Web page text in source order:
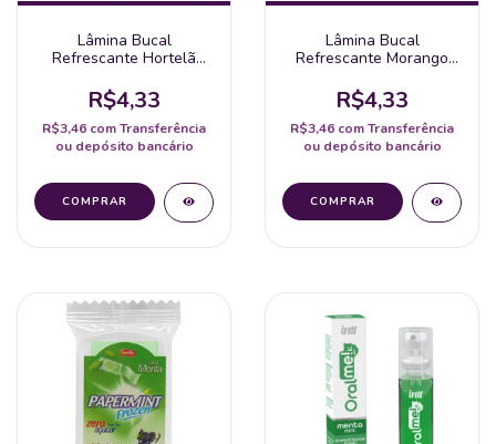
Lâmina Bucal
Refrescante Hortelã
Unidade
R$4,33
R$3,46 comTransferência
ou depósito bancário
Lâmina Bucal
Refrescante Morango
Unidade
R$4,33
R$3,46 comTransferência
ou depósito bancário